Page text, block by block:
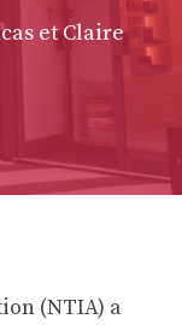
et Claire
(NTIA) a